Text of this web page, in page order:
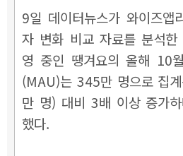
9일 데이터뉴스가 와이즈앱
자 변화 비교 자료를 분석
영 중인 땡겨요의 올해 10
(MAU)는 345만 명으로 집
만 명) 대비 3배 이상 증가
했다.